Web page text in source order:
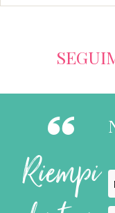
Riempi